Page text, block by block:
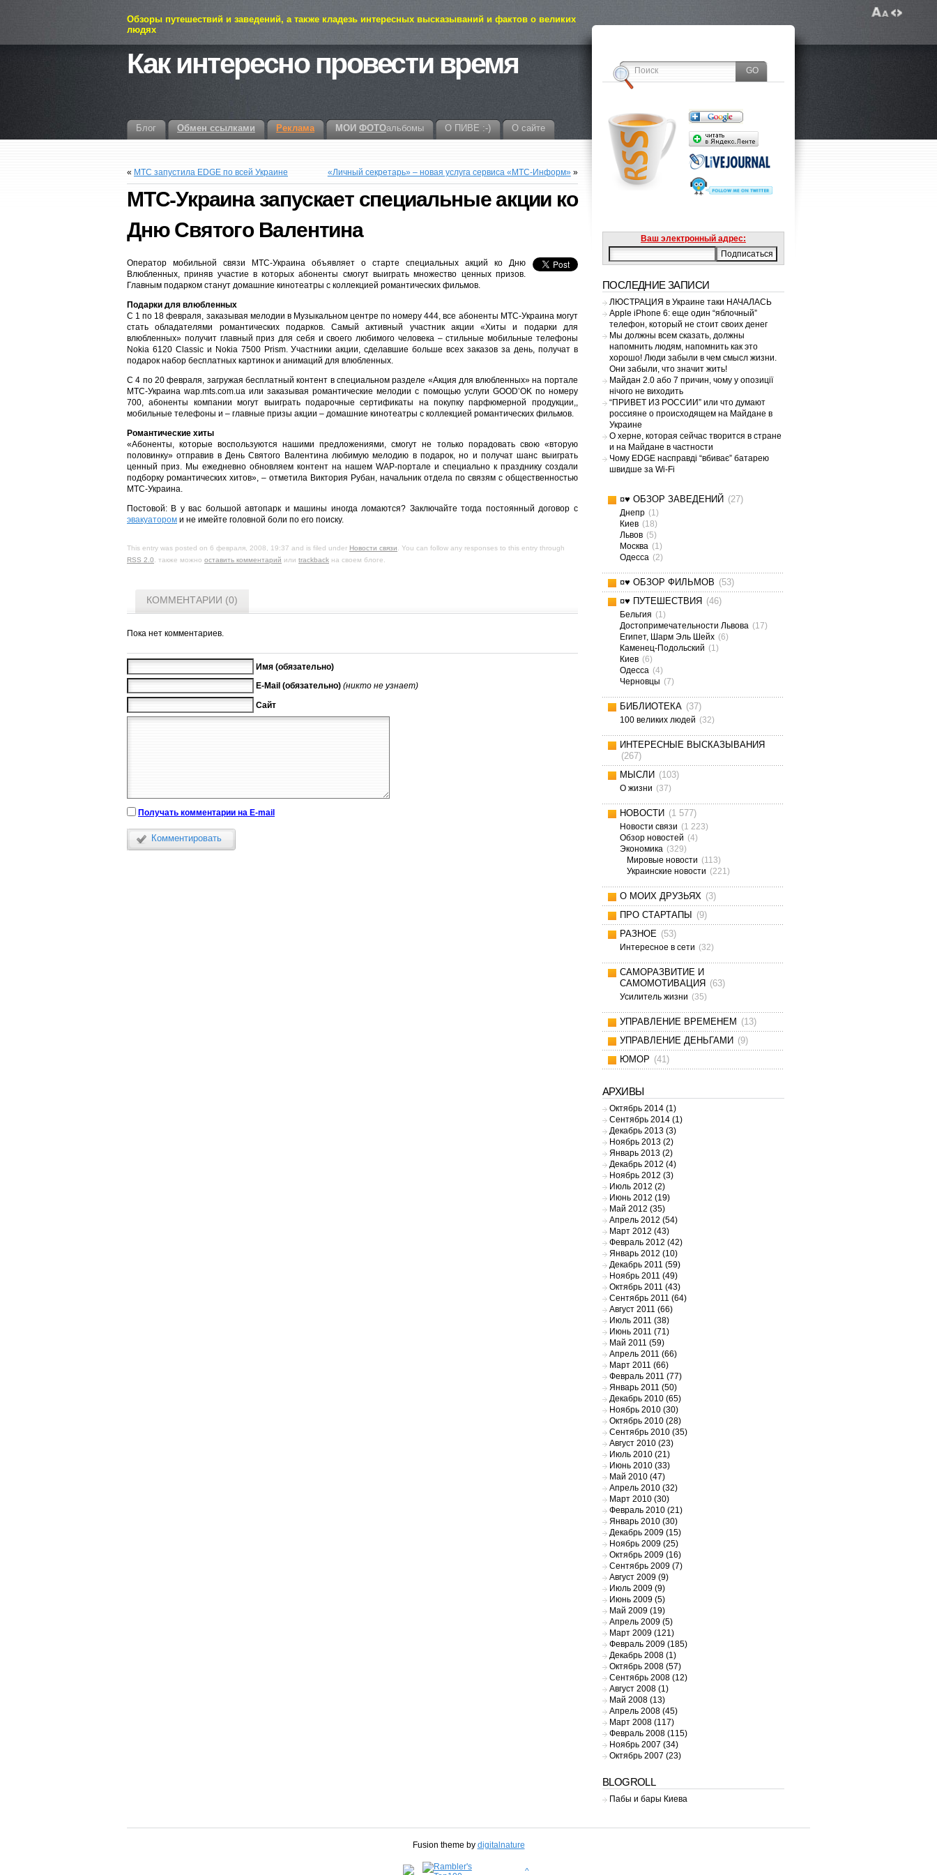
Обзоры путешествий и заведений, а также кладезь интересных высказываний и фактов о великих
людях
Как интересно провести время
Блог Обмен ссылками Реклама МОИ ФОТОальбомы О ПИВЕ :-) О сайте
« МТС запустила EDGE по всей Украине «Личный секретарь» – новая услуга сервиса «МТС-Информ»»
МТС-Украина запускает специальные акции ко
Дню Святого Валентина
Оператор мобильной связи МТС-Украина объявляет о старте специальных акций ко Дню
Влюбленных, приняв участие в которых абоненты смогут выиграть множество ценных призов.
Главным подарком станут домашние кинотеатры с коллекцией романтических фильмов.
Подарки для влюбленных
С 1 по 18 февраля, заказывая мелодии в Музыкальном центре по номеру 444, все абоненты МТС-Украина могут
стать обладателями романтических подарков. Самый активный участник акции «Хиты и подарки для
влюбленных» получит главный приз для себя и своего любимого человека – стильные мобильные телефоны
Nokia 6120 Classic и Nokia 7500 Prism. Участники акции, сделавшие больше всех заказов за день, получат в
подарок набор бесплатных картинок и анимаций для влюбленных.
С 4 по 20 февраля, загружая бесплатный контент в специальном разделе «Акция для влюбленных» на портале
МТС-Украина wap.mts.com.ua или заказывая романтические мелодии с помощью услуги GOOD’OK по номеру
700, абоненты компании могут выиграть подарочные сертификаты на покупку парфюмерной продукции,,
мобильные телефоны и – главные призы акции – домашние кинотеатры с коллекцией романтических фильмов.
Романтические хиты
«Абоненты, которые воспользуются нашими предложениями, смогут не только порадовать свою «вторую
половинку» отправив в День Святого Валентина любимую мелодию в подарок, но и получат шанс выиграть
ценный приз. Мы ежедневно обновляем контент на нашем WAP-портале и специально к празднику создали
подборку романтических хитов», – отметила Виктория Рубан, начальник отдела по связям с общественностью
МТС-Украина.
Постовой: В у вас большой автопарк и машины иногда ломаются? Заключайте тогда постоянный договор с
эвакуатором и не имейте головной боли по его поиску.
This entry was posted on 6 февраля, 2008, 19:37 and is filed under Новости связи . You can follow any responses to this entry through
RSS 2.0 . также можно оставить комментарий или trackback на своем блоге.
КОММЕНТАРИИ (0)
Пока нет комментариев.
Имя (обязательно)
E-Mail (обязательно) (никто не узнает)
Сайт
Получать комментарии на E-mail
Комментировать
Ваш электронный адрес:
ПОСЛЕДНИЕ ЗАПИСИ
ЛЮСТРАЦИЯ в Украине таки НАЧАЛАСЬ
Apple iPhone 6: еще один “яблочный”
телефон, который не стоит своих денег
Мы должны всем сказать, должны
напомнить людям, напомнить как это
хорошо! Люди забыли в чем смысл жизни.
Они забыли, что значит жить!
Майдан 2.0 або 7 причин, чому у опозиції
нічого не виходить
“ПРИВЕТ ИЗ РОССИИ” или что думают
россияне о происходящем на Майдане в
Украине
О херне, которая сейчас творится в стране
и на Майдане в частности
Чому EDGE насправді “вбиває” батарею
швидше за Wi-Fi
¤♥ ОБЗОР ЗАВЕДЕНИЙ (27)
Днепр (1)
Киев (18)
Львов (5)
Москва (1)
Одесса (2)
¤♥ ОБЗОР ФИЛЬМОВ (53)
¤♥ ПУТЕШЕСТВИЯ (46)
Бельгия (1)
Достопримечательности Львова (17)
Египет, Шарм Эль Шейх (6)
Каменец-Подольский (1)
Киев (6)
Одесса (4)
Черновцы (7)
БИБЛИОТЕКА (37)
100 великих людей (32)
ИНТЕРЕСНЫЕ ВЫСКАЗЫВАНИЯ
(267)
МЫСЛИ (103)
О жизни (37)
НОВОСТИ (1 577)
Новости связи (1 223)
Обзор новостей (4)
Экономика (329)
Мировые новости (113)
Украинские новости (221)
О МОИХ ДРУЗЬЯХ (3)
ПРО СТАРТАПЫ
(9)
РАЗНОЕ (53)
Интересное в сети (32)
САМОРАЗВИТИЕ И
САМОМОТИВАЦИЯ (63)
Усилитель жизни (35)
УПРАВЛЕНИЕ ВРЕМЕНЕМ (13)
УПРАВЛЕНИЕ ДЕНЬГАМИ (9)
ЮМОР (41)
АРХИВЫ
Октябрь 2014(1)
Сентябрь 2014(1)
Декабрь 2013(3)
Ноябрь 2013(2)
Январь 2013(2)
Декабрь 2012 (4)
Ноябрь 2012 (3)
Июль 2012 (2)
Июнь 2012 (19)
Май 2012 (35)
Апрель 2012 (54)
Март 2012 (43)
Февраль 2012 (42)
Январь 2012 (10)
Декабрь 2011 (59)
Ноябрь 2011 (49)
Октябрь 2011 (43)
Сентябрь 2011 (64)
Август 2011 (66)
Июль 2011 (38)
Июнь 2011 (71)
Май 2011 (59)
Апрель 2011 (66)
Март 2011 (66)
Февраль 2011 (77)
Январь 2011 (50)
Декабрь 2010(65)
Ноябрь 2010(30)
Октябрь 2010(28)
Сентябрь 2010(35)
Август 2010(23)
Июль 2010(21)
Июнь 2010(33)
Май 2010(47)
Апрель 2010(32)
Март 2010(30)
Февраль 2010(21)
Январь 2010(30)
Декабрь 2009(15)
Ноябрь 2009(25)
Октябрь 2009(16)
Сентябрь 2009(7)
Август 2009(9)
Июль 2009(9)
Июнь 2009(5)
Май 2009(19)
Апрель 2009(5)
Март 2009(121)
Февраль 2009(185)
Декабрь 2008(1)
Октябрь 2008(57)
Сентябрь 2008(12)
Август 2008(1)
Май 2008(13)
Апрель 2008(45)
Март 2008(117)
Февраль 2008(115)
Ноябрь 2007 (34)
Октябрь 2007 (23)
BLOGROLL
Пабы и бары Киева
Fusion theme by digitalnature
^